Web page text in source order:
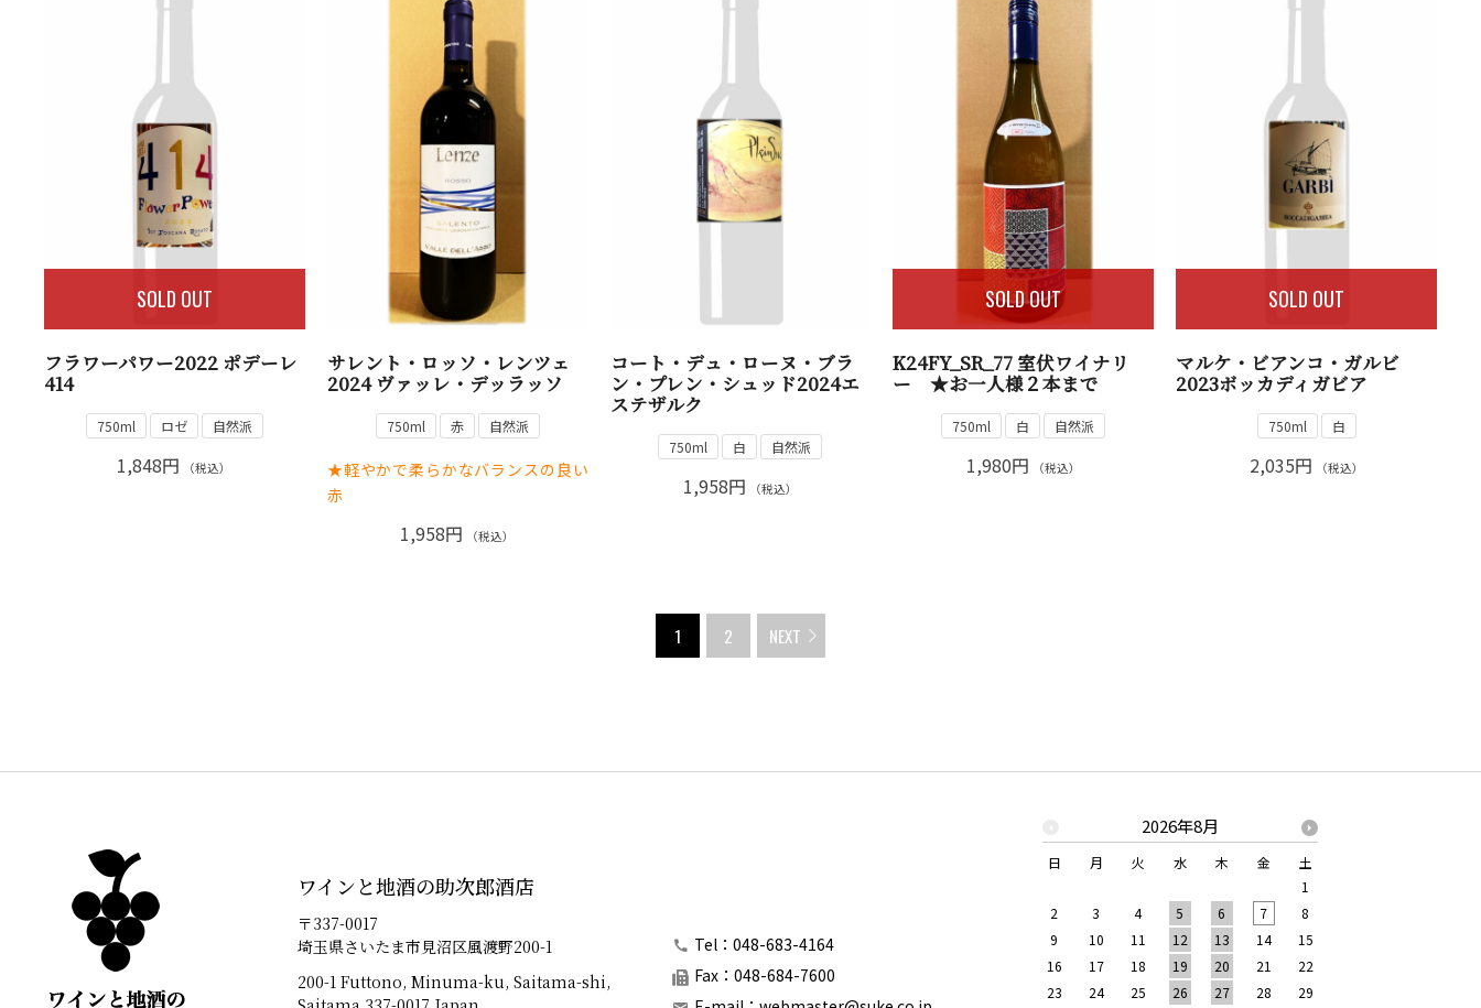
SOLD OUT
フラワーパワー2022 ポデーレ
414
750ml ロゼ 自然派
1,848円 （税込）
サレント・ロッソ・レンツェ
2024 ヴァッレ・デッラッソ
750ml 赤 自然派
★軽やかで柔らかなバランスの良い
赤
1,958円 （税込）
コート・デュ・ローヌ・ブラ
ン・プレン・シュッド2024エ
ステザルク
750ml 白 自然派
1,958円 （税込）
SOLD OUT
K24FY_SR_77 室伏ワイナリ
ー ★お一人様２本まで
750ml 白 自然派
1,980円 （税込）
SOLD OUT
マルケ・ビアンコ・ガルビ
2023ボッカディガビア
750ml 白
2,035円 （税込）
1 2 NEXT
ワインと地酒の助次郎酒店
〒337-0017
埼玉県さいたま市見沼区風渡野200-1
200-1 Futtono, Minuma-ku, Saitama-shi,
Tel：048-683-4164
Fax：048-684-7600
2026年8月
日 月 火 水 木 金
土
1
2
3 4 5 6 7
8
9
10 11 12 13 14
15
16
17 18 19 20 21
22
23
24 25 26 27 28 29